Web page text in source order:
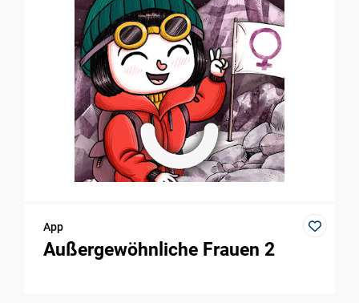
App
Außergewöhnliche Frauen 2